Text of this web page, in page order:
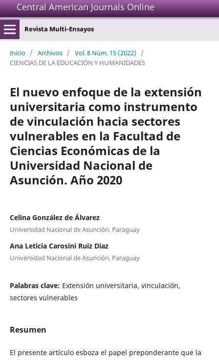
Central American Journals Online
Revista Multi-Ensayos
Inicio / Archivos / Vol. 8 Núm. 15 (2022)
/
CIENCIAS DE LA EDUCACIÓN Y HUMANIDADES
El nuevo enfoque de la extensión
universitaria como instrumento
de vinculación hacia sectores
vulnerables en la Facultad de
Ciencias Económicas de la
Universidad Nacional de
Asunción. Año 2020
Celina González de Álvarez
Universidad Nacional de Asunción, Paraguay
Ana Leticia Carosini Ruiz Diaz
Universidad Nacional de Asunción, Paraguay
Palabras clave: Extensión universitaria, vinculación,
sectores vulnerables
Resumen
El presente artículo esboza el papel preponderante que la